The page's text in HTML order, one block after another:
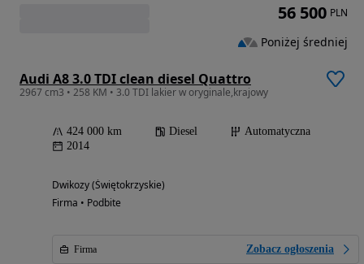
Audi A8 3.0 TDI clean diesel Quattro
2967 cm3 • 258 KM • 3.0 TDI lakier w oryginale,krajowy
424 000 km Diesel
Automatyczna
2014
Dwikozy (Świętokrzyskie)
Firma • Podbite
Firma Zobacz ogłoszenia
56 500 PLN
Poniżej średniej